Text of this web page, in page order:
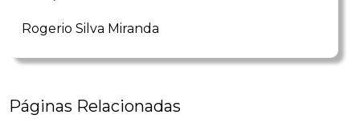
Rogerio Silva Miranda
Páginas Relacionadas